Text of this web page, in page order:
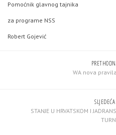
Pomoćnik glavnog tajnika
za programe NSS
Robert Gojević
WA nova
STANJE U HRVATSKOM I